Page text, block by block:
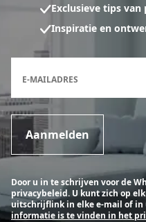
Exclusieve tips
Inspiratie en
E-MAILADRES
Aanmelden
Door u in te schrijven voor de
privacybeleid. U kunt zich op
uitschrijflink in elke e-mail of
informatie is te vinden in het